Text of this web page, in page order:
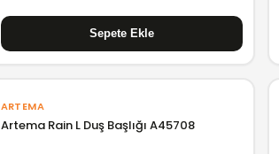
ARTEMA
Artema Rain L Duş Başlığı A45708